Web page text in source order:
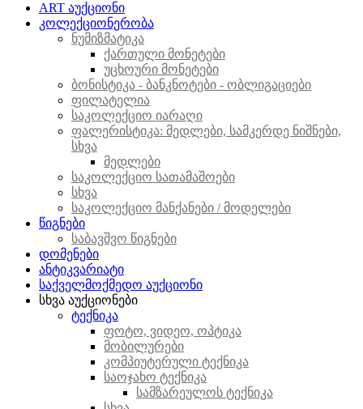
ART აუქციონი
კოლექციონერობა
ნუმიზმატიკა
ქართული მონეტები
უცხოური მონეტები
ბონისტიკა - ბანკნოტები - ობლიგაციები
ფილატელია
საკოლექციო იარაღი
ფალერისტიკა: მედლები, სამკერდე ნიშნები,
სხვა
მედლები
საკოლექციო სათამაშოები
სხვა
საკოლექციო მანქანები / მოდელები
წიგნები
საბავშვო წიგნები
დომენები
ანტიკვარიატი
საქველმოქმედო აუქციონი
სხვა აუქციონები
ტექნიკა
ფოტო, ვიდეო, ოპტიკა
მობილურები
კომპიუტერული ტექნიკა
საოჯახო ტექნიკა
სამზარეულოს ტექნიკა